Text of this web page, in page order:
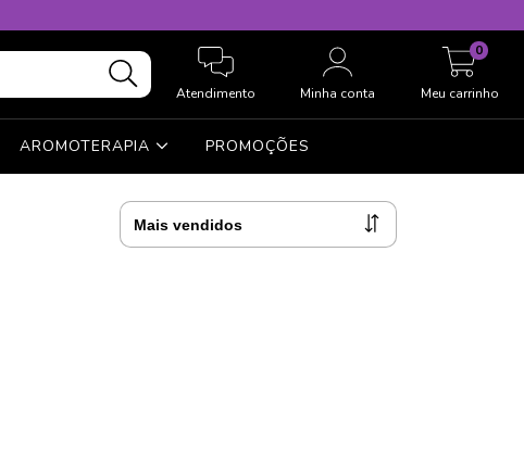
Atendimento Minha conta Meu carrinho
0
AROMOTERAPIA PROMOÇÕES